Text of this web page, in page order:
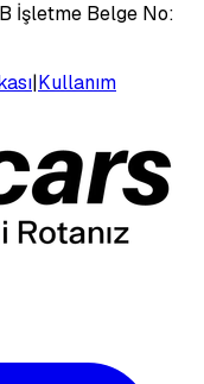
İşletme Belge No:
|Kullanım